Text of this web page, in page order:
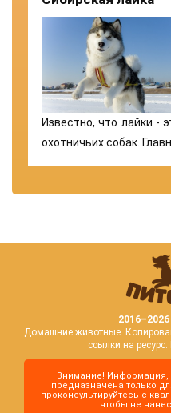
Известно, что лайки -
охотничьих собак.
2016–
Домашние животные.
ссылки на
Внимание! Информация,
предназначена только
проконсультируйтесь с
чтобы не